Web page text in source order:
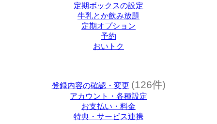
定期ボックスの設定
牛乳とか飲み放題
定期オプション
予約
おいトク
登録内容の確認・変更 (126件)
アカウント・各種設定
お支払い・料金
特典・サービス連携